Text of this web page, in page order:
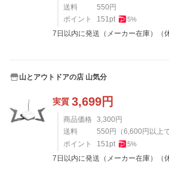
送料
550円
ポイント
151 pt 5%
7日以内に発送（メーカー在庫）（
山とアウトドアの店 山気分
実質 3,699円
商品価格 3,300円
送料
550円 （6,600円以上
ポイント
151 pt 5%
7日以内に発送（メーカー在庫）（